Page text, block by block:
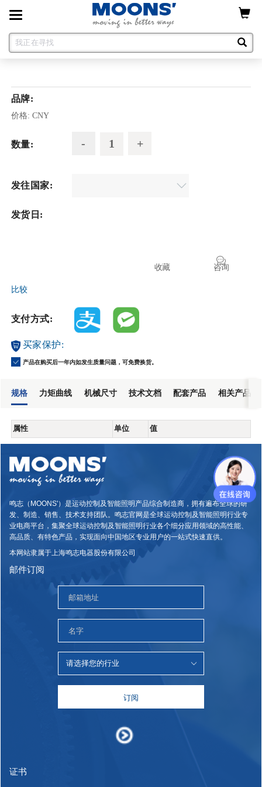
Toggle
navigation
品牌:
价格: CNY
数量:
发往国家:
发货日:
咨询
收藏
比较
支付方式:
买家保护:
产品在购买后一年内如发生质量问题，可免费换货。
规格 力矩曲线 机械尺寸 技术文档 配套产品 相关产品
属性 单位 值
鸣志（MOONS'）是运动控制及智能照明产品综合制造商，拥有遍布全球的研
发、制造、销售、技术支持团队。鸣志官网是全球运动控制及智能照明行业专
业电商平台，集聚全球运动控制及智能照明行业各个细分应用领域的高性能、
高品质、有特色产品，实现面向中国地区专业用户的一站式快速直供。
本网站隶属于上海鸣志电器股份有限公司
邮件订阅
订阅
证书